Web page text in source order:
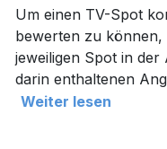
Um einen TV-Spot
bewerten zu können,
jeweiligen Spot in
darin enthaltenen
Weiter lesen